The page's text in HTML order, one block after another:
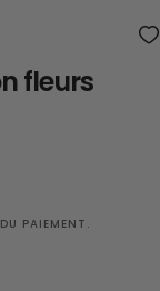
fleurs
PAIEMENT.